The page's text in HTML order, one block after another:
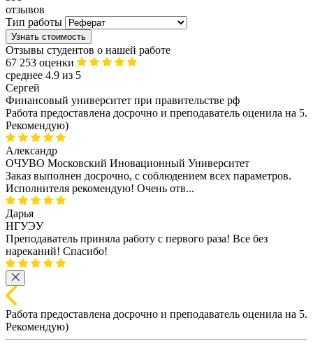
отзывов
Тип работы
Узнать стоимость
Отзывы студентов о нашей работе
67 253 оценки
среднее 4.9 из 5
Сергей
Финансовый университет при правительстве рф
Работа предоставлена досрочно и преподаватель оценила на 5.
Рекомендую)
Александр
ОЧУВО Московский Иновационный Университет
Заказ выполнен досрочно, с соблюдением всех параметров.
Исполнителя рекомендую! Очень отв...
Дарья
НГУЭУ
Преподаватель приняла работу с первого раза! Все без
нареканий! Спасибо!
Работа предоставлена досрочно и преподаватель оценила на 5.
Рекомендую)